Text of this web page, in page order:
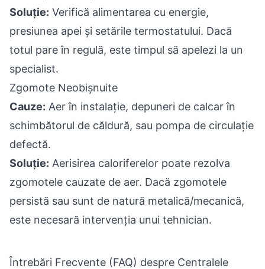
Soluție: Verifică alimentarea cu energie,
presiunea apei și setările termostatului. Dacă
totul pare în regulă, este timpul să apelezi la un
specialist.
Zgomote Neobișnuite
Cauze: Aer în instalație, depuneri de calcar în
schimbătorul de căldură, sau pompa de circulație
defectă.
Soluție: Aerisirea caloriferelor poate rezolva
zgomotele cauzate de aer. Dacă zgomotele
persistă sau sunt de natură metalică/mecanică,
este necesară intervenția unui tehnician.
Întrebări Frecvente (FAQ) despre Centralele